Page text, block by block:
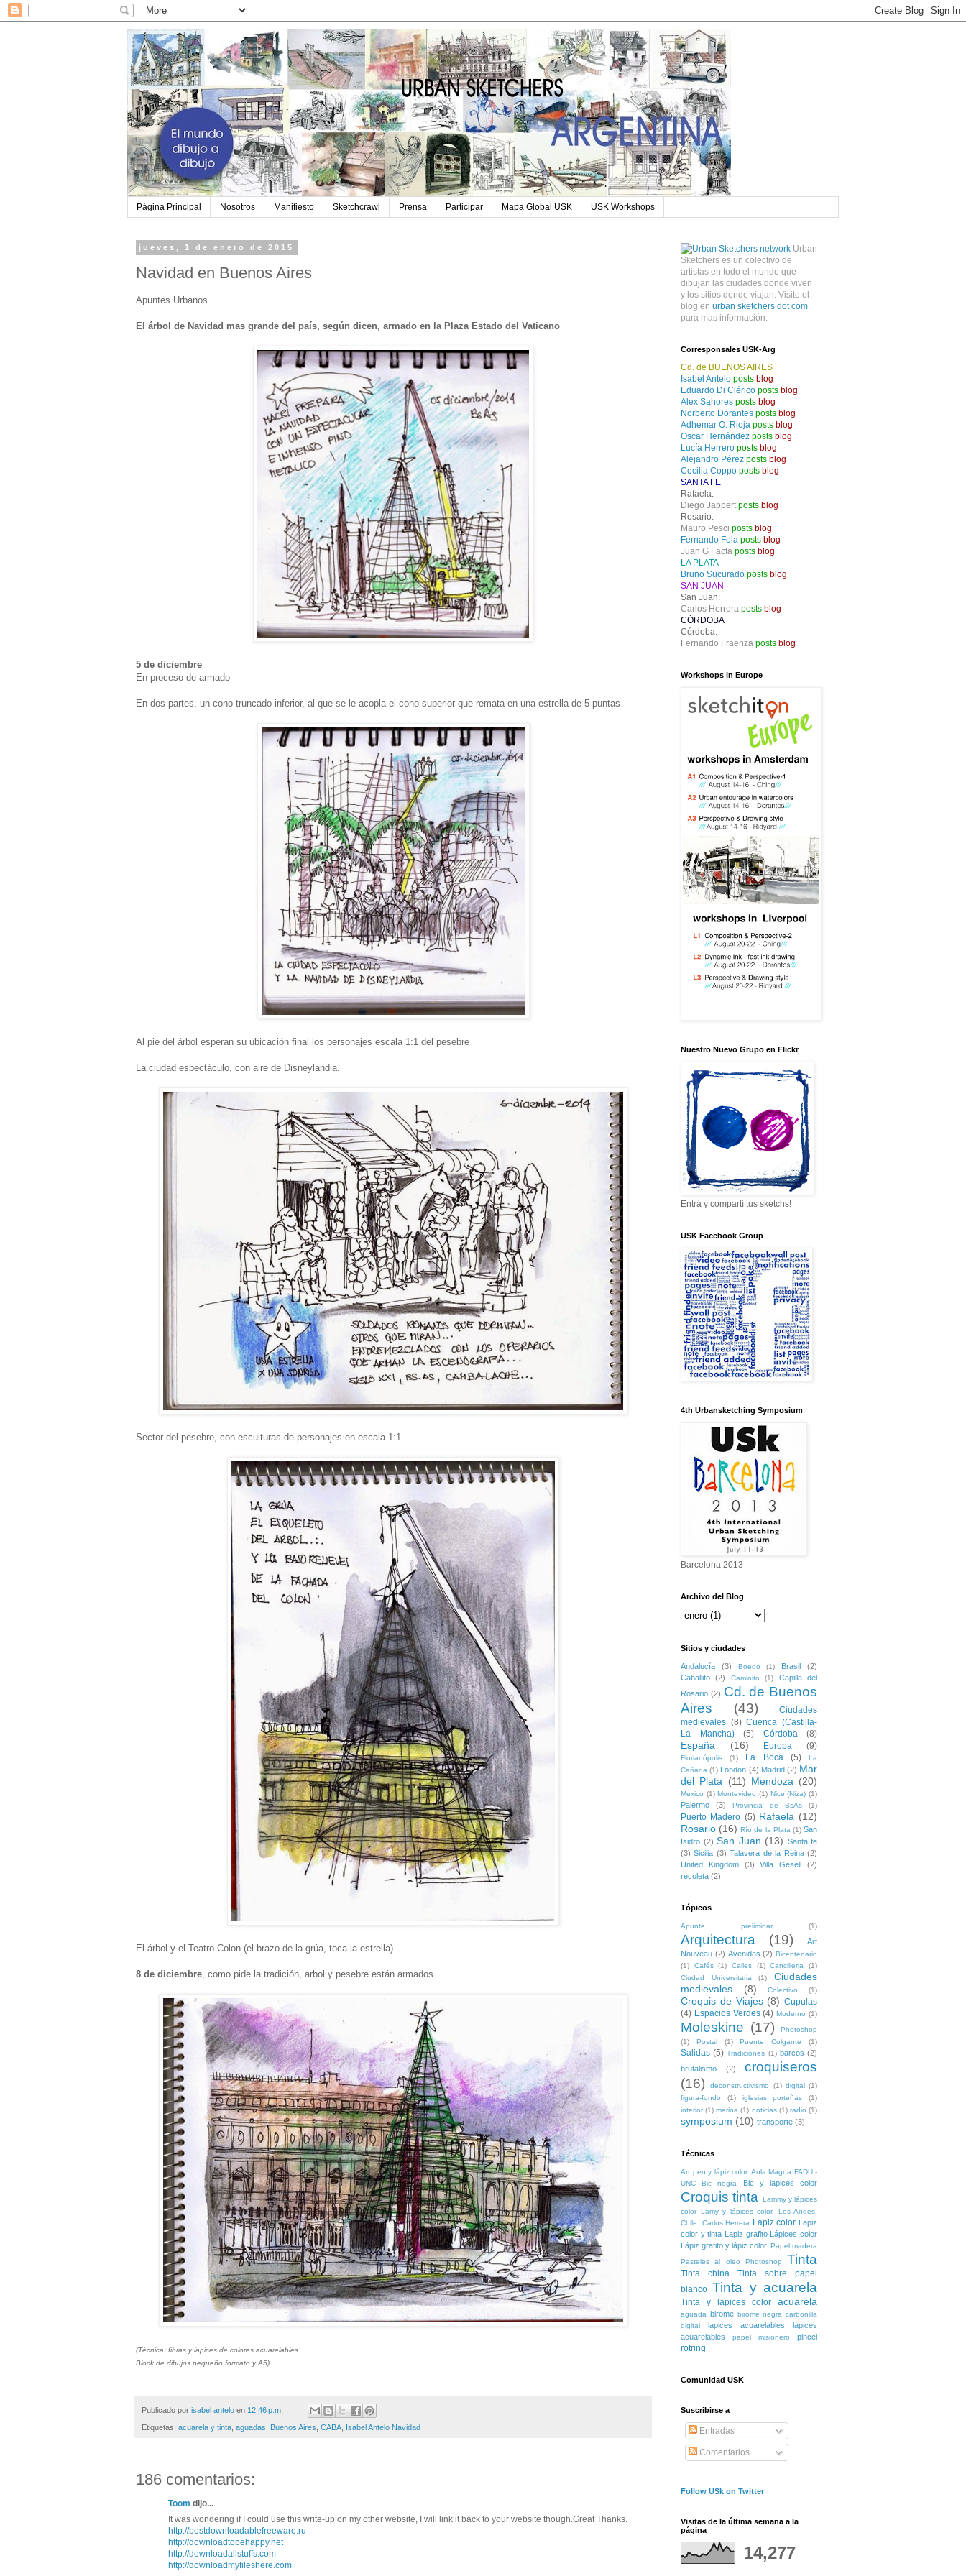
Página Principal Nosotros Manifiesto Sketchcrawl Prensa Participar Mapa Global USK USK Workshops
jueves, 1 de enero de 2015
Navidad en Buenos Aires
Apuntes Urbanos
El árbol de Navidad mas grande del país, según dicen, armado en la Plaza Estado del Vaticano
5 de diciembre
En proceso de armado
En dos partes, un cono truncado inferior, al que se le acopla el cono superior que remata en una estrella de 5 puntas
Al pie del árbol esperan su ubicación final los personajes escala 1:1 del pesebre
La ciudad espectáculo, con aire de Disneylandia.
Sector del pesebre, con esculturas de personajes en escala 1:1
El árbol y el Teatro Colon (el brazo de la grúa, toca la estrella)
8 de diciembre, como pide la tradición, arbol y pesebre están armados
(Técnica: fibras y lápices de colores acuarelables
Block de dibujos pequeño formato y A5)
Publicado por isabel antelo en 12:46 p.m.
Etiquetas: acuarela y tinta, aguadas, Buenos Aires, CABA, Isabel Antelo Navidad
186 comentarios:
Toom dijo...
It was wondering if I could use this write-up on my other website, I will link it back to your website though.Great Thanks.
http://bestdownloadablefreeware.ru
http://downloadtobehappy.net
http://downloadallstuffs.com
http://downloadmyfileshere.com
Urban
Sketchers es un colectivo de
artistas en todo el mundo que
dibujan las ciudades donde viven
y los sitios donde viajan. Visite el
blog en urban sketchers dot com
para mas información.
Corresponsales USK-Arg
Cd. de BUENOS AIRES
Isabel Antelo posts blog
Eduardo Di Clérico posts blog
Alex Sahores posts blog
Norberto Dorantes posts blog
Adhemar O. Rioja posts blog
Oscar Hernández posts blog
Lucía Herrero posts blog
Alejandro Pérez posts blog
Cecilia Coppo posts blog
SANTA FE
Rafaela:
Diego Jappert posts blog
Rosario:
Mauro Pesci posts blog
Fernando Fola posts blog
Juan G Facta posts blog
LA PLATA
Bruno Sucurado posts blog
SAN JUAN
San Juan:
Carlos Herrera posts blog
CÓRDOBA
Córdoba:
Fernando Fraenza posts blog
Workshops in Europe
Nuestro Nuevo Grupo en Flickr
Entrá y compartí tus sketchs!
USK Facebook Group
4th Urbansketching Symposium
Barcelona 2013
Archivo del Blog
Sitios y ciudades
Andalucía (3) Boedo (1) Brasil
(2)
Caballito
(2) Caminito (1)
Capilla del
Rosario (2) Cd. de Buenos
Aires
(43)
Ciudades
medievales (8) Cuenca (Castilla-
La Mancha)
(5) Córdoba (8)
España (16) Europa (9)
Florianópolis (1) La Boca (5)
La
Cañada (1) London (4) Madrid (2) Mar
del Plata (11) Mendoza (20)
Mexico (1) Montevideo (1) Nice (Niza) (1)
Palermo (3) Provincia de BsAs (1)
Puerto Madero (5) Rafaela (12)
Rosario (16) Río de la Plata (1) San
Isidro (2) San Juan (13) Santa fe
(3) Sicilia (3) Talavera de la Reina (2)
United Kingdom
(3) Villa Gesell
(2)
recoleta (2)
Tópicos
Apunte preliminar (1)
Arquitectura (19)
Art
Nouveau (2) Avenidas (2) Bicentenario
(1)
Cafés (1) Calles (1) Cancilleria
(1)
Ciudad Universitaria
(1)
Ciudades
medievales
(8) Colectivo (1)
Croquis de Viajes (8) Cupulas
(4) Espacios Verdes (4) Moderno (1)
Moleskine (17)
Photoshop
(1)
Postal (1) Puente Colgante (1)
Salidas (5) Tradiciones (1) barcos (2)
brutalismo
(2)
croquiseros
(16)
deconstructivismo (1) digital
(1)
figura-fondo
(1) iglesias porteñas
(1)
interior (1) marina (1) noticias (1) radio (1)
symposium (10) transporte (3)
Técnicas
Art pen y lápiz color. Aula Magna FADU -
UNC
Bic negra Bic y lapices color
Croquis tinta
Lammy y lápices
color
Lamy y lápices color. Los Andes.
Chile. Carlos Herrera Lapiz color
Lapiz
color y tinta
Lapiz grafito
Lápices color
Lápiz grafito y lápiz color. Papel madera
Pasteles al oleo
Photoshop Tinta
Tinta china
Tinta sobre papel
blanco Tinta y acuarela
Tinta y lapices color acuarela
aguada birome birome negra carbonilla
digital
lapices acuarelables
lápices
acuarelables
papel misionero pincel
rotring
Comunidad USK
Suscribirse a
Entradas
Comentarios
Follow USk on Twitter
Visitas de la última semana a la
página
14,277